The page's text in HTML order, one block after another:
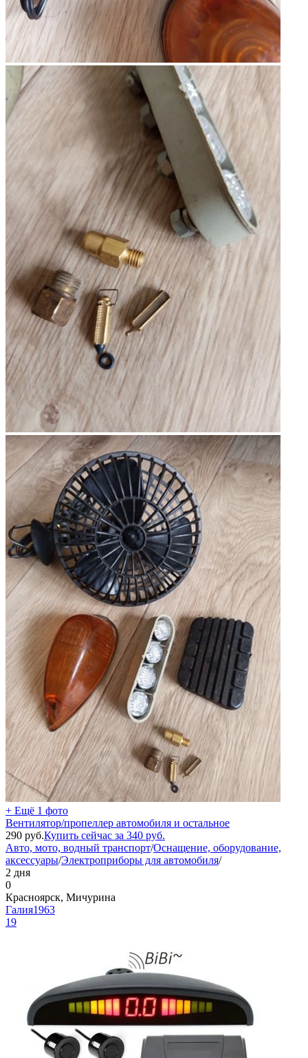
+ Ещё 1 фото
Вентилятор/пропеллер автомобиля и остальное
290 руб.Купить сейчас за 340 руб.
Авто, мото, водный транспорт/Оснащение, оборудование,
аксессуары/Электроприборы для автомобиля/
2 дня
0
Красноярск, Мичурина
Галия1963
19